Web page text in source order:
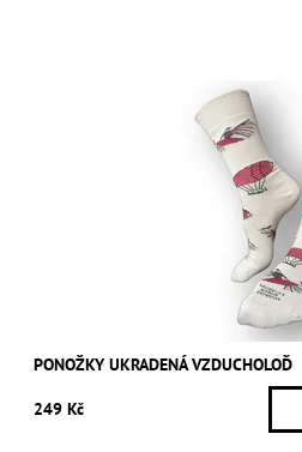
PONOŽKY UKRADENÁ VZDUCHOLOĎ
249 Kč